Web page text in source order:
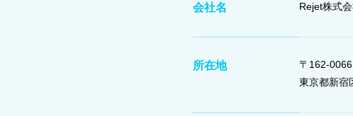
会社名 Rejet株式
所在地
〒162-0066
東京都新宿